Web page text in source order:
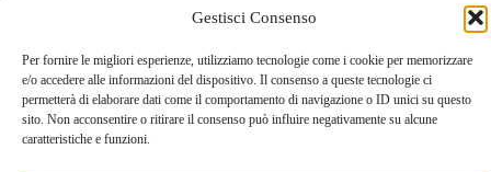
Gestisci Consenso
Per fornire le migliori esperienze, utilizziamo tecnologie come i cookie per memorizzare
e/o accedere alle informazioni del dispositivo. Il consenso a queste tecnologie ci
permetterà di elaborare dati come il comportamento di navigazione o ID unici su questo
sito. Non acconsentire o ritirare il consenso può influire negativamente su alcune
caratteristiche e funzioni.
Dolce Aveiro, la piccola Venezia del Portogallo